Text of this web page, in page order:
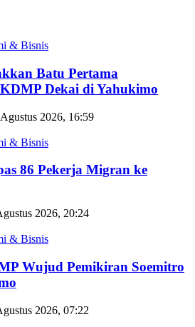
& Bisnis
Batu Pertama
Dekai di Yahukimo
2026, 16:59
& Bisnis
86 Pekerja Migran ke
2026, 20:24
& Bisnis
Wujud Pemikiran Soemitro
2026, 07:22